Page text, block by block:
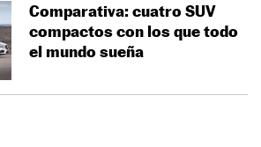
Comparativa: cuatro SUV
compactos con los que todo
el mundo sueña